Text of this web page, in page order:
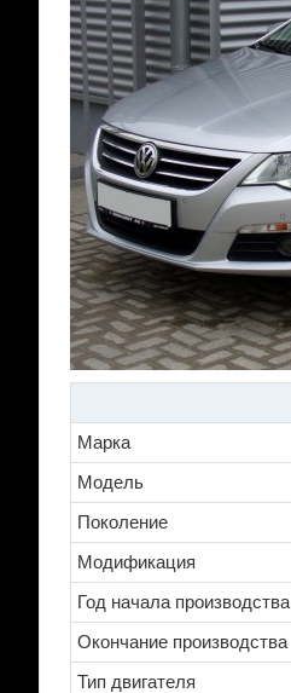
Марка
Модель
Поколение
Модификация
Год начала производства
Окончание производства
Тип двигателя